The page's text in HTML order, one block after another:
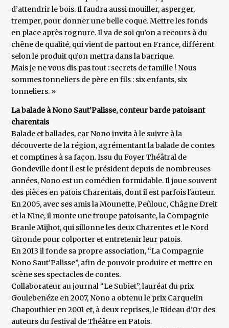
d’attendrir le bois. Il faudra aussi mouiller, asperger,
tremper, pour donner une belle coque. Mettre les fonds
en place après rognure. Il va de soi qu’on a recours à du
chêne de qualité, qui vient de partout en France, différent
selon le produit qu’on mettra dans la barrique.
Mais je ne vous dis pas tout : secrets de famille ! Nous
sommes tonneliers de père en fils : six enfants, six
tonneliers. »
La balade à Nono Saut’Palisse, conteur barde patoisant
charentais
Balade et ballades, car Nono invita à le suivre à la
découverte de la région, agrémentant la balade de contes
et comptines à sa façon. Issu du Foyer Théâtral de
Gondeville dont il est le président depuis de nombreuses
années, Nono est un comédien formidable. Il joue souvent
des pièces en patois Charentais, dont il est parfois l'auteur.
En 2005, avec ses amis la Mounette, Peûlouc, Châgne Dreit
et la Nine, il monte une troupe patoisante, la Compagnie
Branle Mijhot, qui sillonne les deux Charentes et le Nord
Gironde pour colporter et entretenir leur patois.
En 2013 il fonde sa propre association, “La Compagnie
Nono Saut'Palisse”, afin de pouvoir produire et mettre en
scène ses spectacles de contes.
Collaborateur au journal “Le Subiet”, lauréat du prix
Goulebenéze en 2007, Nono a obtenu le prix Carquelin
Chapouthier en 2001 et, à deux reprises, le Rideau d'Or des
auteurs du festival de Théâtre en Patois.